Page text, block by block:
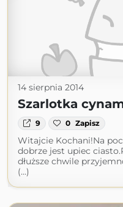
14 sierpnia 2014
Szarlotka
9 0 Zapisz
Witajcie Kochani!Na
dobrze jest upiec
dłuższe chwile
(...)